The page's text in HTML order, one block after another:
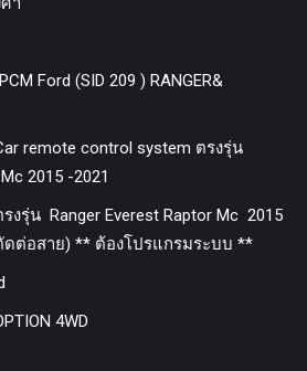
Ford (SID 209 ) RANGER&
remote control system ตรงรุ่น
2015 -2021
งรุ่น Ranger Everest Raptor Mc 2015
ต่อสาย) ** ต้องโปรแกรมระบบ **
4WD